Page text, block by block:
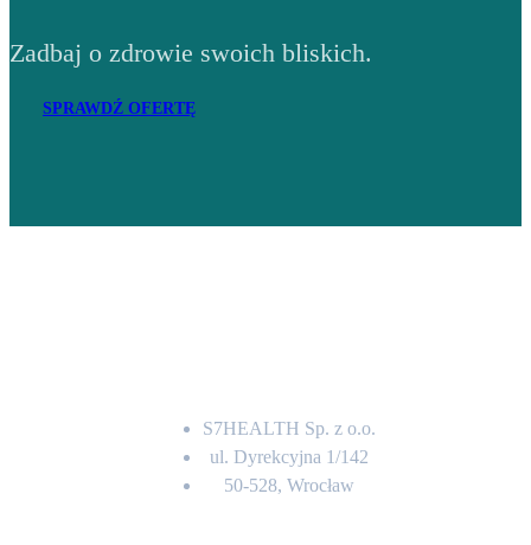
Zadbaj o zdrowie swoich bliskich.
SPRAWDŹ OFERTĘ
S7HEALTH Sp. z o.o.
ul. Dyrekcyjna 1/142
50-528, Wrocław